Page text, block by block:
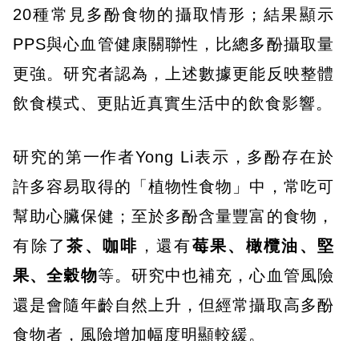
20種常見多酚食物的攝取情形；結果顯示
PPS與心血管健康關聯性，比總多酚攝取量
更強。研究者認為，上述數據更能反映整體
飲食模式、更貼近真實生活中的飲食影響。
研究的第一作者Yong Li表示，多酚存在於
許多容易取得的「植物性食物」中，常吃可
幫助心臟保健；至於多酚含量豐富的食物，
有除了茶、咖啡 ，還有莓果、橄欖油、堅
果、全穀物等。研究中也補充，心血管風險
還是會隨年齡自然上升，但經常攝取高多酚
食物者，風險增加幅度明顯較緩。